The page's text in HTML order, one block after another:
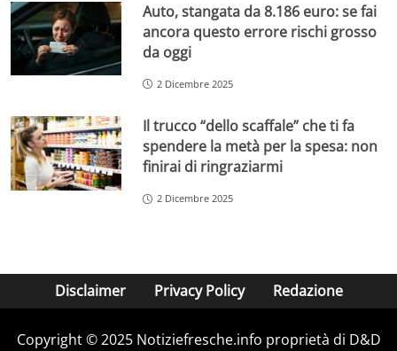
Auto, stangata da 8.186 euro: se fai
ancora questo errore rischi grosso
da oggi
2 Dicembre 2025
Il trucco “dello scaffale” che ti fa
spendere la metà per la spesa: non
finirai di ringraziarmi
2 Dicembre 2025
Disclaimer Privacy Policy Redazione
Copyright © 2025 Notiziefresche.info proprietà di D&D